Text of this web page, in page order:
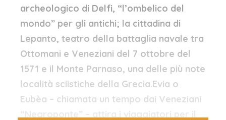
archeologico di Delfi, “l’ombelico del
mondo” per gli antichi; la cittadina di
Lepanto, teatro della battaglia navale tra
Ottomani e Veneziani del 7 ottobre del
1571 e il Monte Parnaso, una delle più note
località sciistiche della Grecia.Evia o
Eubèa – chiamata un tempo dai Veneziani